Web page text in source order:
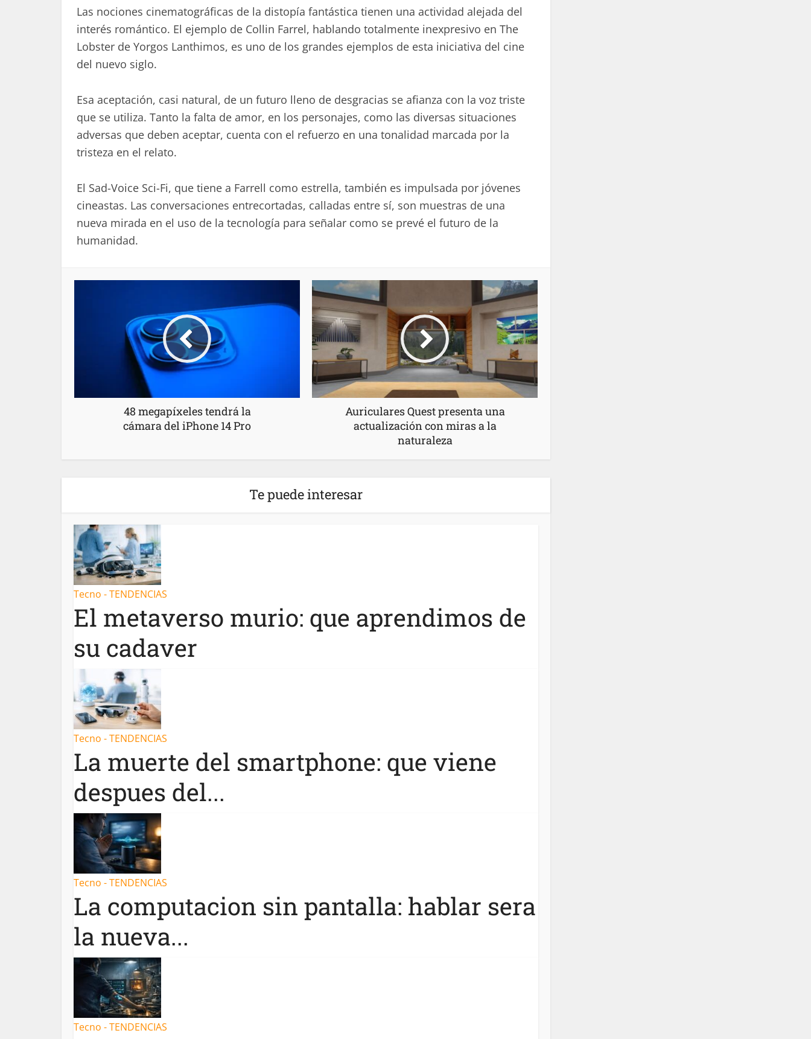
Las nociones cinematográficas de la distopía fantástica tienen una actividad alejada del
interés romántico. El ejemplo de Collin Farrel, hablando totalmente inexpresivo en The
Lobster de Yorgos Lanthimos, es uno de los grandes ejemplos de esta iniciativa del cine
del nuevo siglo.
Esa aceptación, casi natural, de un futuro lleno de desgracias se afianza con la voz triste
que se utiliza. Tanto la falta de amor, en los personajes, como las diversas situaciones
adversas que deben aceptar, cuenta con el refuerzo en una tonalidad marcada por la
tristeza en el relato.
El Sad-Voice Sci-Fi, que tiene a Farrell como estrella, también es impulsada por jóvenes
cineastas. Las conversaciones entrecortadas, calladas entre sí, son muestras de una
nueva mirada en el uso de la tecnología para señalar como se prevé el futuro de la
humanidad.
48 megapíxeles tendrá la
cámara del iPhone 14 Pro
Auriculares Quest presenta una
actualización con miras a la
naturaleza
Te puede interesar
Tecno - TENDENCIAS
El metaverso murio: que aprendimos de
su cadaver
Tecno - TENDENCIAS
La muerte del smartphone: que viene
despues del...
Tecno - TENDENCIAS
La computacion sin pantalla: hablar sera
la nueva...
Tecno - TENDENCIAS